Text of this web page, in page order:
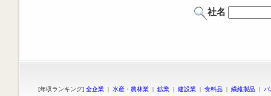
社名
[年収ランキング] 全企業 | 水産・農林業 | 鉱業 | 建設業 | 食料品 | 繊維製品 |